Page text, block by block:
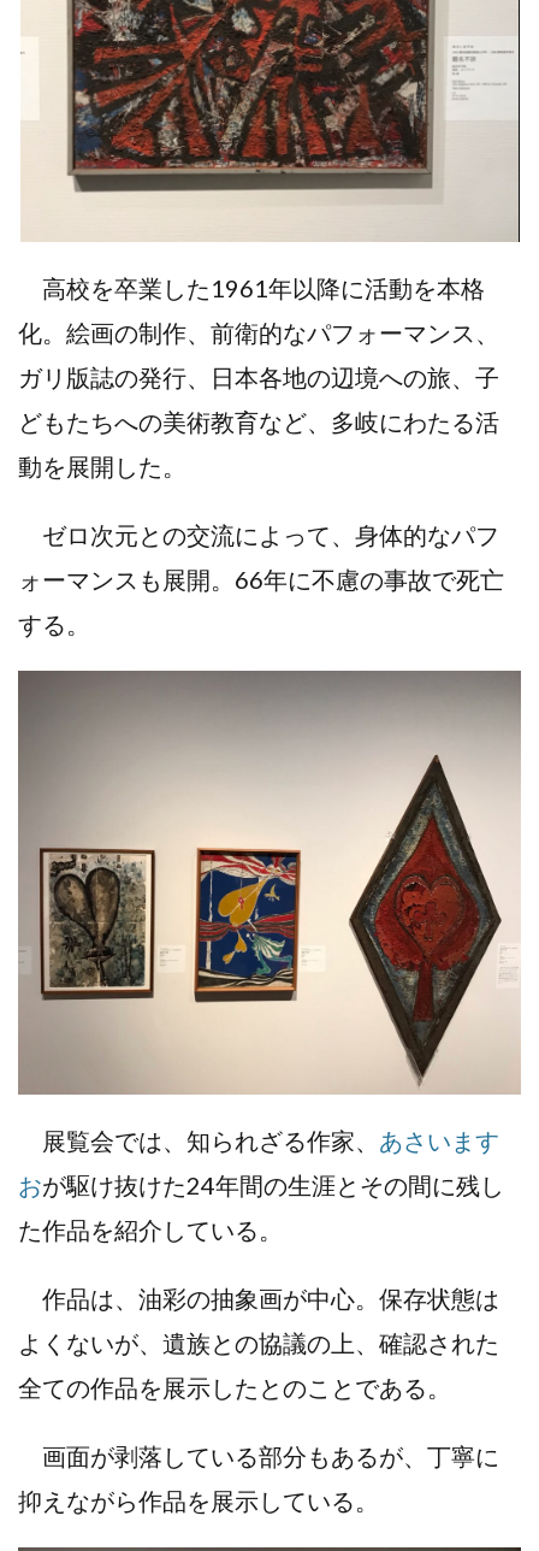
高校を卒業した1961年以降に活動を本格
化。絵画の制作、前衛的なパフォーマンス、
ガリ版誌の発行、日本各地の辺境への旅、子
どもたちへの美術教育など、多岐にわたる活
動を展開した。
ゼロ次元との交流によって、身体的なパフ
ォーマンスも展開。66年に不慮の事故で死亡
する。
展覧会では、知られざる作家、 あさいます
おが駆け抜けた24年間の生涯とその間に残し
た作品を紹介している。
作品は、油彩の抽象画が中心。保存状態は
よくないが、遺族との協議の上、確認された
全ての作品を展示したとのことである。
画面が剥落している部分もあるが、丁寧に
抑えながら作品を展示している。